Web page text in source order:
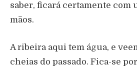
saber, ficará certamente com
mãos.
A ribeira aqui tem água, e
cheias do passado. Fica-se